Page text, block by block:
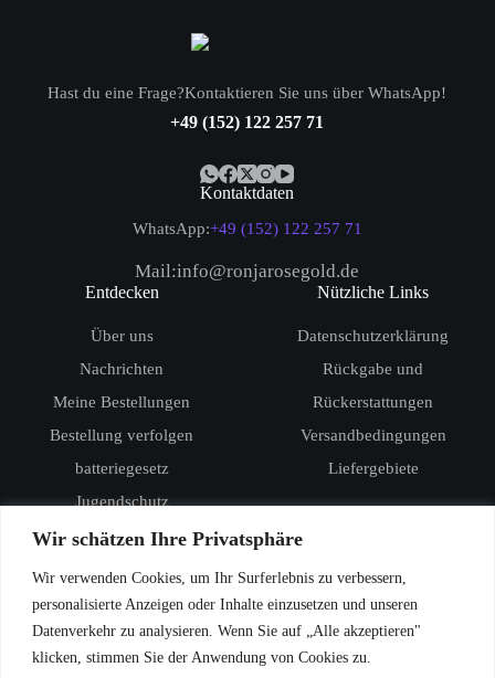
Wir schätzen Ihre Privatsphäre
Wir verwenden Cookies, um Ihr Surferlebnis zu verbessern,
personalisierte Anzeigen oder Inhalte einzusetzen und unseren
Datenverkehr zu analysieren. Wenn Sie auf „Alle akzeptieren"
klicken, stimmen Sie der Anwendung von Cookies zu.
Hast du eine Frage?Kontaktieren Sie uns über WhatsApp!
+49 (152) 122 257 71
Kontaktdaten
WhatsApp:+49 (152) 122 257 71
Mail:info@ronjarosegold.de
Entdecken
Über uns
Nachrichten
Meine Bestellungen
Bestellung verfolgen
batteriegesetz
Jugendschutz
Nützliche Links
Datenschutzerklärung
Rückgabe und
Rückerstattungen
Versandbedingungen
Liefergebiete
RandM Digital Box 12000
RandM Tornado 15000
Vozol Star 20000
Vozol Star 40000